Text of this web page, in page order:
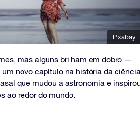
Pixabay
mas alguns brilham em dobro —
novo capítulo na história da ciência
que mudou a astronomia e inspirou
ao redor do mundo.